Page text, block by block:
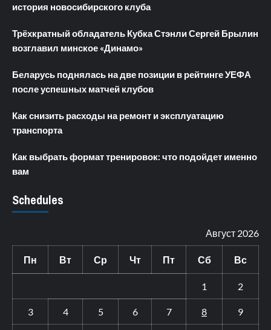
история новосибирского клуба
Трёхкратный обладатель Кубка Стэнли Сергей Брылин
возглавил минское «Динамо»
Беларусь поднялась на две позиции в рейтинге УЕФА
после успешных матчей клубов
Как снизить расходы на ремонт и эксплуатацию
транспорта
Как выбрать формат тренировок: что подойдет именно
вам
Schedules
Август 2026
Пн Вт Ср Чт Пт Сб Вс
1 2
3 4 5 6 7 8 9